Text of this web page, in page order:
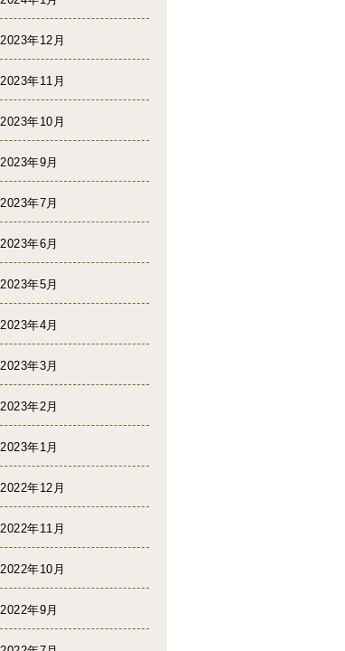
2023年12月
2023年11月
2023年10月
2023年9月
2023年7月
2023年6月
2023年5月
2023年4月
2023年3月
2023年2月
2023年1月
2022年12月
2022年11月
2022年10月
2022年9月